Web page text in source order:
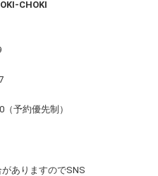
CHOKI
（予約優先制）
ありますのでSNS